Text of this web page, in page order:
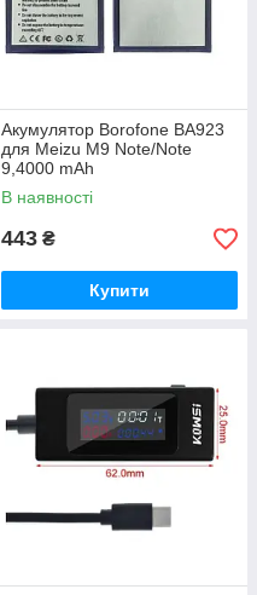
Акумулятор Borofone BA923
для Meizu M9 Note/Note
9,4000 mAh
В наявності
443 ₴
Купити